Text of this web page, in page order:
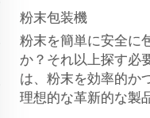
粉末包装機
粉末を簡単に安全に
か？それ以上探す必
は、粉末を効率的か
理想的な革新的な製